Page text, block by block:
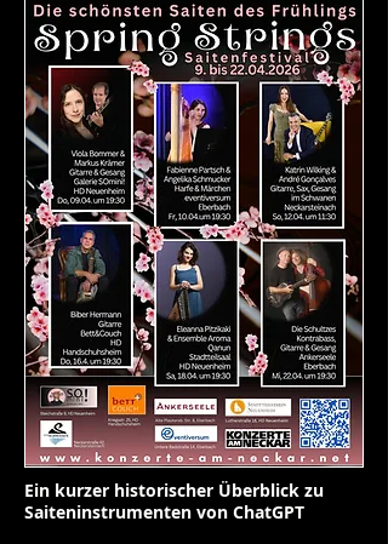
Ein kurzer historischer Überblick zu
Saiteninstrumenten von ChatGPT